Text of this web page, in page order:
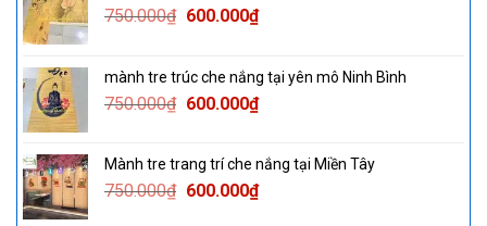
750.000₫ Original
750.000₫.
600.000₫Current
600.000₫.
mành tre trúc che nắng tại yên mô Ninh Bình
750.000₫ Original
750.000₫.
600.000₫Current
600.000₫.
Mành tre trang trí che nắng tại Miền Tây
750.000₫ Original
600.000₫Current